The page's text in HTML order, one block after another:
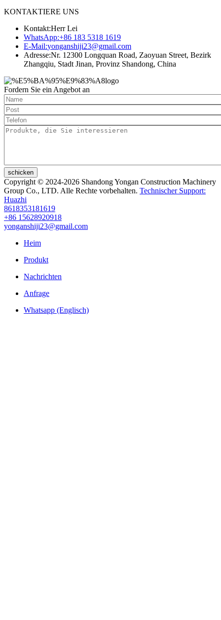
KONTAKTIERE UNS
Kontakt:Herr Lei
WhatsApp:+86 183 5318 1619
E-Mail:yonganshiji23@gmail.com
Adresse:Nr. 12300 Longquan Road, Zaoyuan Street, Bezirk
Zhangqiu, Stadt Jinan, Provinz Shandong, China
Fordern Sie ein Angebot an
schicken
Copyright © 2024-2026 Shandong Yongan Construction Machinery
Group Co., LTD. Alle Rechte vorbehalten. Technischer Support:
Huazhi
8618353181619
+86 15628920918
yonganshiji23@gmail.com
Heim
Produkt
Nachrichten
Anfrage
Whatsapp (Englisch)